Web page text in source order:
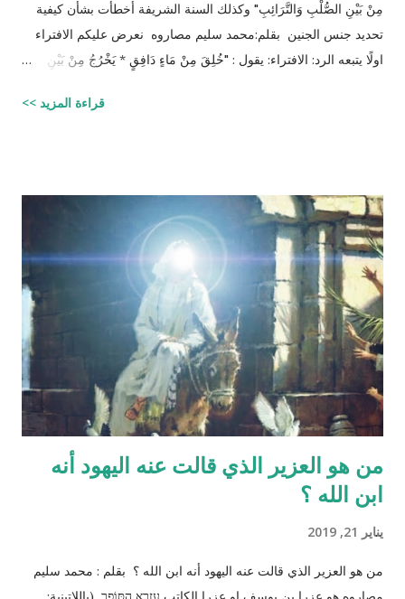
مِنْ بَيْنِ الصُّلْبِ وَالتَّرَائِبِ" وكذلك السنة الشريفة أخطأت بشأن كيفية
تحديد جنس الجنين بقلم:محمد سليم مصاروه نعرض عليكم الافتراء
اولًا يتبعه الرد: الافتراء: يقول : "خُلِقَ مِنْ مَاءٍ دَافِقٍ * يَخْرُجُ مِنْ بَيْنِ
المنطقة الصدرية عندها ( الترائب ) , و لا يتكون مني الرجل من منطقته
الصدريّة أيضاً ( الصلب ) هو يتكون في الخصيتين خارج البطن بعيداً عن
منطقة الصدر !! وهذا ايضاً حديث صحيح يوضح مقصد الآية اكثر :" ماء
الرجل أبيض وماء المرأة أصفر، فإذا اجتمعا فعلا مني الرجل مني
المرأة أذكرا بإذن الله، وإذا علا مني المرأة مني الرجل أنثا بإذن الله "
صحيح مسلم ‪http://fatwa.islamweb.net/fatwa/index.php?
page=sh...
قراءة المزيد >>
من هو العزير الذي قالت عنه اليهود أنه
ابن الله ؟
يناير 21, 2019
من هو العزير الذي قالت عنه اليهود أنه ابن الله ؟ بقلم : محمد سليم